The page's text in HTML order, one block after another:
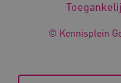
© Kennisplein